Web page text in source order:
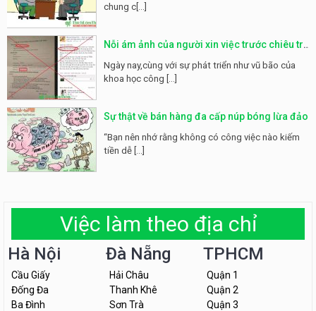
chung c[...]
Nỗi ám ảnh của người xin việc trước chiêu trò
của các công ty lừa đảo
Ngày nay,cùng với sự phát triển như vũ bão của
khoa học công [...]
Sự thật về bán hàng đa cấp núp bóng lừa đảo
“Bạn nên nhớ rằng không có công việc nào kiếm
tiền dễ [...]
Việc làm theo địa chỉ
Hà Nội
Cầu Giấy
Đống Đa
Ba Đình
Đà Nẵng
Hải Châu
Thanh Khê
Sơn Trà
TPHCM
Quận 1
Quận 2
Quận 3